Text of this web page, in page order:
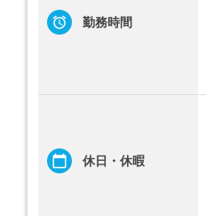
勤務時間
休日・休暇